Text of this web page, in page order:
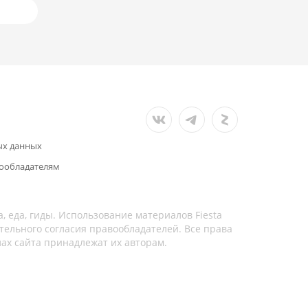
данных
гиды. Использование материалов Fiesta
согласия правообладателей. Все права
сайта принадлежат их авторам.